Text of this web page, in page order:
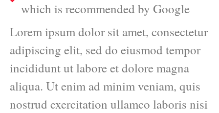
which is recommended by Google
Lorem ipsum dolor sit amet, consectetur
adipiscing elit, sed do eiusmod tempor
incididunt ut labore et dolore magna
aliqua. Ut enim ad minim veniam, quis
nostrud exercitation ullamco laboris nisi